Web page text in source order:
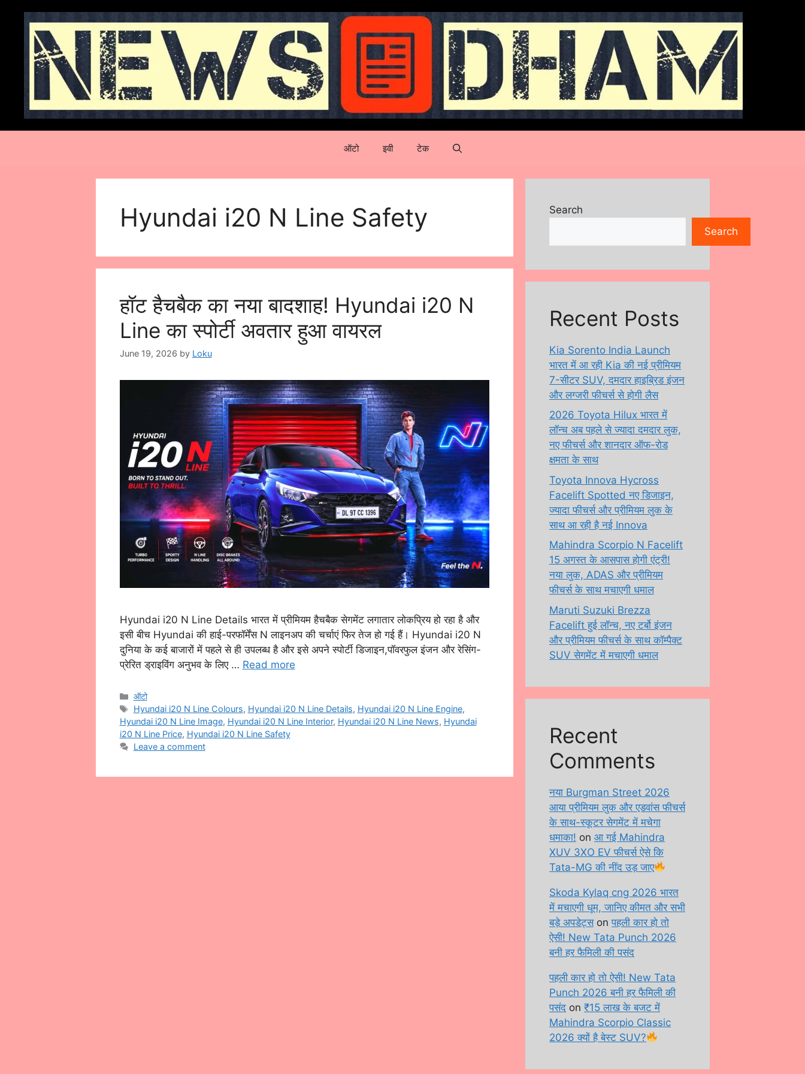
content
ऑटो इवी टेक
Hyundai i20 N Line Safety
हॉट हैचबैक का नया बादशाह! Hyundai i20 N
Line का स्पोर्टी अवतार हुआ वायरल
June 19, 2026 by Loku
Hyundai i20 N Line Details भारत में प्रीमियम हैचबैक सेगमेंट लगातार लोकप्रिय हो रहा है और
इसी बीच Hyundai की हाई-परफॉर्मेंस N लाइनअप की चर्चाएं फिर तेज हो गई हैं। Hyundai i20 N
दुनिया के कई बाजारों में पहले से ही उपलब्ध है और इसे अपने स्पोर्टी डिजाइन,पॉवरफुल इंजन और रेसिंग-
प्रेरित ड्राइविंग अनुभव के लिए … Read more
Categories
ऑटो
Tags
Hyundai i20 N Line Colours, Hyundai i20 N Line Details, Hyundai i20 N Line Engine,
Hyundai i20 N Line Image, Hyundai i20 N Line Interior, Hyundai i20 N Line News, Hyundai
i20 N Line Price, Hyundai i20 N Line Safety
Leave a comment
Search
Search
Recent Posts
Kia Sorento India Launch
भारत में आ रही Kia की नई प्रीमियम
7-सीटर SUV, दमदार हाइब्रिड इंजन
और लग्जरी फीचर्स से होगी लैस
2026 Toyota Hilux भारत में
लॉन्च अब पहले से ज्यादा दमदार लुक,
नए फीचर्स और शानदार ऑफ-रोड
क्षमता के साथ
Toyota Innova Hycross
Facelift Spotted नए डिजाइन,
ज्यादा फीचर्स और प्रीमियम लुक के
साथ आ रही है नई Innova
Mahindra Scorpio N Facelift
15 अगस्त के आसपास होगी एंट्री!
नया लुक, ADAS और प्रीमियम
फीचर्स के साथ मचाएगी धमाल
Maruti Suzuki Brezza
Facelift हुई लॉन्च, नए टर्बो इंजन
और प्रीमियम फीचर्स के साथ कॉम्पैक्ट
SUV सेगमेंट में मचाएगी धमाल
Recent
Comments
नया Burgman Street 2026
आया प्रीमियम लुक और एडवांस फीचर्स
के साथ-स्कूटर सेगमेंट में मचेगा
धमाका! on आ गई Mahindra
XUV 3XO EV फीचर्स ऐसे कि
Tata-MG की नींद उड़ जाए
Skoda Kylaq cng 2026 भारत
में मचाएगी धूम, जानिए कीमत और सभी
बड़े अपडेट्सonपहली कार हो तो
ऐसी! New Tata Punch 2026
बनी हर फैमिली की पसंद
पहली कार हो तो ऐसी! New Tata
Punch 2026 बनी हर फैमिली की
पसंद on ₹15 लाख के बजट में
Mahindra Scorpio Classic
2026 क्यों है बेस्ट SUV?